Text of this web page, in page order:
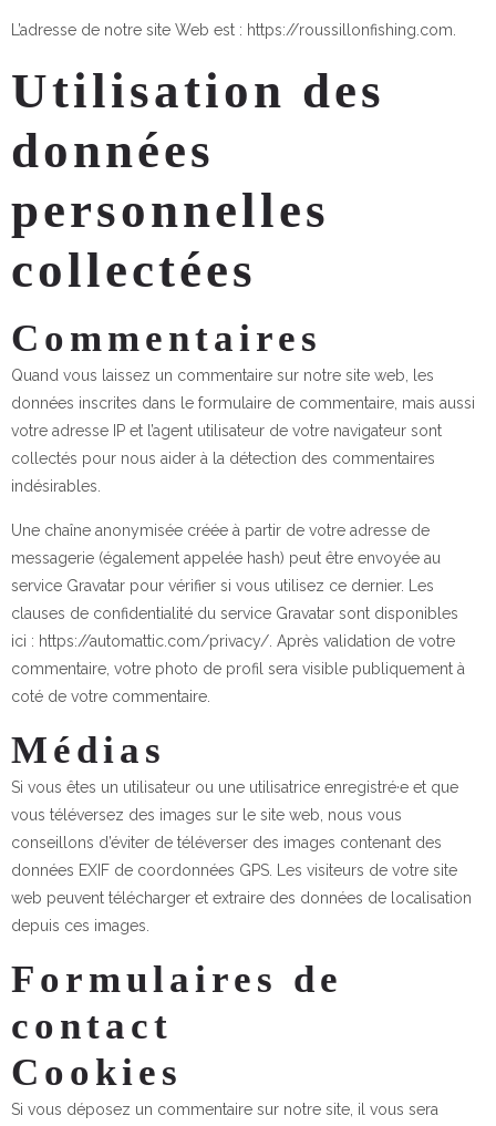
L’adresse de notre site Web est : https://roussillonfishing.com.
Utilisation des
données
personnelles
collectées
Commentaires
Quand vous laissez un commentaire sur notre site web, les
données inscrites dans le formulaire de commentaire, mais aussi
votre adresse IP et l’agent utilisateur de votre navigateur sont
collectés pour nous aider à la détection des commentaires
indésirables.
Une chaîne anonymisée créée à partir de votre adresse de
messagerie (également appelée hash) peut être envoyée au
service Gravatar pour vérifier si vous utilisez ce dernier. Les
clauses de confidentialité du service Gravatar sont disponibles
ici : https://automattic.com/privacy/. Après validation de votre
commentaire, votre photo de profil sera visible publiquement à
coté de votre commentaire.
Médias
Si vous êtes un utilisateur ou une utilisatrice enregistré·e et que
vous téléversez des images sur le site web, nous vous
conseillons d’éviter de téléverser des images contenant des
données EXIF de coordonnées GPS. Les visiteurs de votre site
web peuvent télécharger et extraire des données de localisation
depuis ces images.
Formulaires de
contact
Cookies
Si vous déposez un commentaire sur notre site, il vous sera